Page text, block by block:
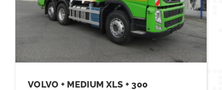
VOLVO + MEDIUM XLS + 300